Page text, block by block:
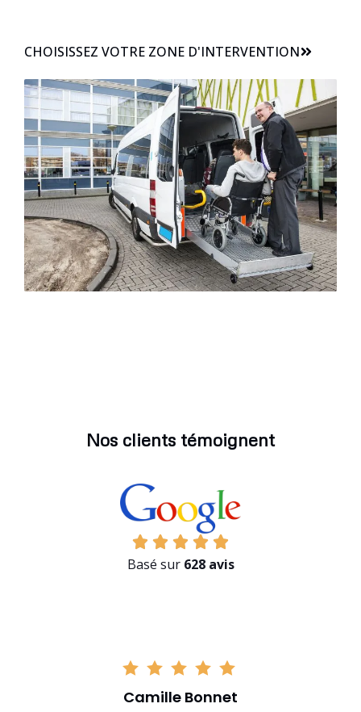
CHOISISSEZ VOTRE ZONE D'INTERVENTION
Nos clients témoignent
Basé sur 628 avis
Camille Bonnet